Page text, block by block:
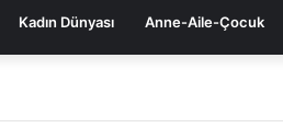
Kadın Dünyası Anne-Aile-Çocuk